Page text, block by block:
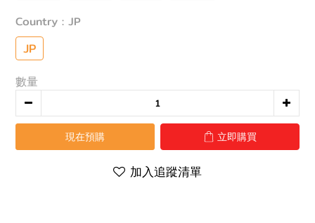
Country : JP
JP
數量
現在預購 立即購買
加入追蹤清單